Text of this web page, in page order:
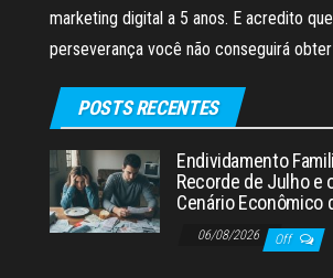
marketing digital a 5 anos. E acredito
perseverança você não conseguirá
POSTS RECENTES
Endividamento
Recorde de Julho e
Cenário Econômico
06/08/2026 Off